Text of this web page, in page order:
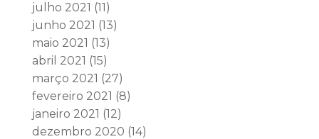
julho 2021 (11)
junho 2021 (13)
maio 2021 (13)
abril 2021 (15)
março 2021 (27)
fevereiro 2021 (8)
janeiro 2021 (12)
dezembro 2020 (14)